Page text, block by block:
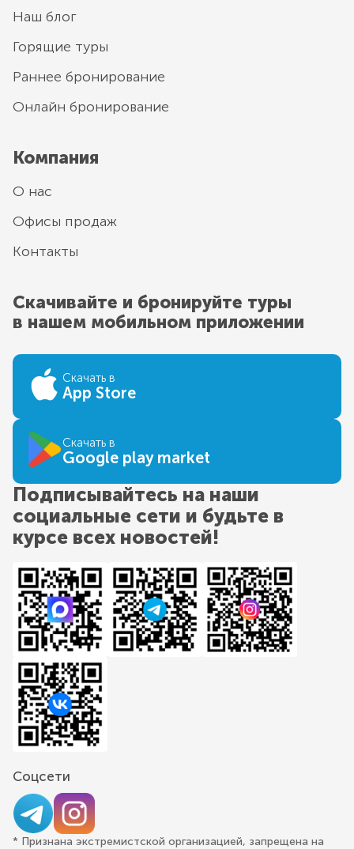
Наш блог
Горящие туры
Раннее бронирование
Онлайн бронирование
Компания
О нас
Офисы продаж
Контакты
Скачивайте и бронируйте туры
в нашем мобильном приложении
Скачать в
App Store
Скачать в
Google play market
Подписывайтесь на наши
социальные сети и будьте в
курсе всех новостей!
Соцсети
* Признана экстремистской организацией, запрещена на